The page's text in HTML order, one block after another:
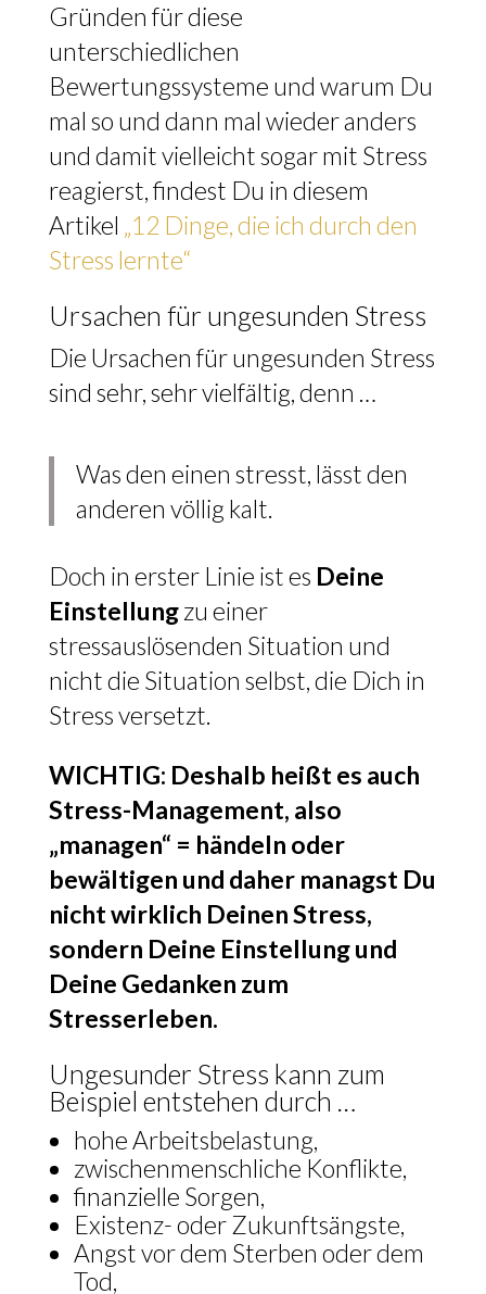
Gründen für diese
unterschiedlichen
Bewertungssysteme und warum Du
mal so und dann mal wieder anders
und damit vielleicht sogar mit Stress
reagierst, findest Du in diesem
Artikel „12 Dinge, die ich durch den
Stress lernte“
Ursachen für ungesunden Stress
Die Ursachen für ungesunden Stress
sind sehr, sehr vielfältig, denn …
Was den einen stresst, lässt den
anderen völlig kalt.
Doch in erster Linie ist es Deine
Einstellungzu einer
stressauslösenden Situation und
nicht die Situation selbst, die Dich in
Stress versetzt.
WICHTIG: Deshalb heißt es auch
Stress-Management, also
„managen“ = händeln oder
bewältigen und daher managst Du
nicht wirklich Deinen Stress,
sondern Deine Einstellung und
Deine Gedanken zum
Stresserleben.
Ungesunder Stress kann zum
Beispiel entstehen durch …
hohe Arbeitsbelastung,
zwischenmenschliche Konflikte,
finanzielle Sorgen,
Existenz- oder Zukunftsängste,
Angst vor dem Sterben oder dem
Tod,